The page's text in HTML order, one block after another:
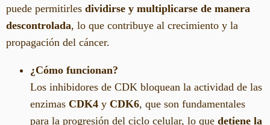
puede permitirles dividirse y multiplicarse de manera
descontrolada, lo que contribuye al crecimiento y la
propagación del cáncer.
¿Cómo funcionan?
Los inhibidores de CDK bloquean la actividad de las
enzimas CDK4 y CDK6, que son fundamentales
para la progresión del ciclo celular, lo que detiene la